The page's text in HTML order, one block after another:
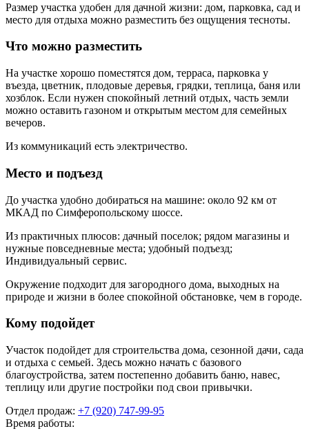
Размер участка удобен для дачной жизни: дом, парковка, сад и
место для отдыха можно разместить без ощущения тесноты.
Что можно разместить
На участке хорошо поместятся дом, терраса, парковка у
въезда, цветник, плодовые деревья, грядки, теплица, баня или
хозблок. Если нужен спокойный летний отдых, часть земли
можно оставить газоном и открытым местом для семейных
вечеров.
Из коммуникаций есть электричество.
Место и подъезд
До участка удобно добираться на машине: около 92 км от
МКАД по Симферопольскому шоссе.
Из практичных плюсов: дачный поселок; рядом магазины и
нужные повседневные места; удобный подъезд;
Индивидуальный сервис.
Окружение подходит для загородного дома, выходных на
природе и жизни в более спокойной обстановке, чем в городе.
Кому подойдет
Участок подойдет для строительства дома, сезонной дачи, сада
и отдыха с семьей. Здесь можно начать с базового
благоустройства, затем постепенно добавить баню, навес,
теплицу или другие постройки под свои привычки.
Отдел продаж: +7 (920) 747-99-95
Время работы: